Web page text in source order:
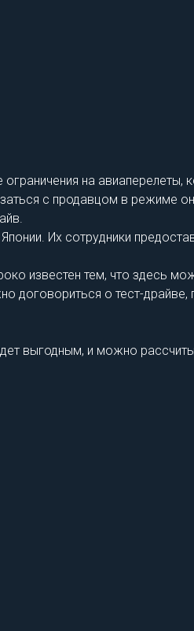
на авиаперелеты,
с продавцом в режиме
Их сотрудники
известен тем, что здесь
договориться о тест-драйве,
выгодным, и можно